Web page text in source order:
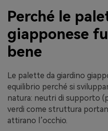
Perché le
giapponese
bene
Le palette da giardino
equilibrio perché si
natura: neutri di supporto
verdi come struttura
attirano l’occhio.